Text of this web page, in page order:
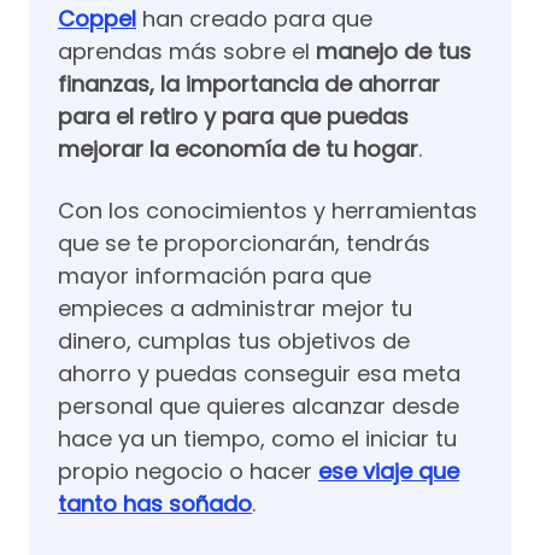
Coppel han creado para que
aprendas más sobre el manejo de tus
finanzas, la importancia de ahorrar
para el retiro y para que puedas
mejorar la economía de tu hogar.
Con los conocimientos y herramientas
que se te proporcionarán, tendrás
mayor información para que
empieces a administrar mejor tu
dinero, cumplas tus objetivos de
ahorro y puedas conseguir esa meta
personal que quieres alcanzar desde
hace ya un tiempo, como el iniciar tu
propio negocio o hacer ese viaje que
tanto has soñado.